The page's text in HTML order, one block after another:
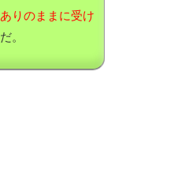
りのままに受け
。